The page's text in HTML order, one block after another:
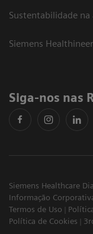
Sustentabilidade na
Siemens
Siga-nos nas
Siemens Healthcare
Informação
Termos de Uso
Política de Cookies